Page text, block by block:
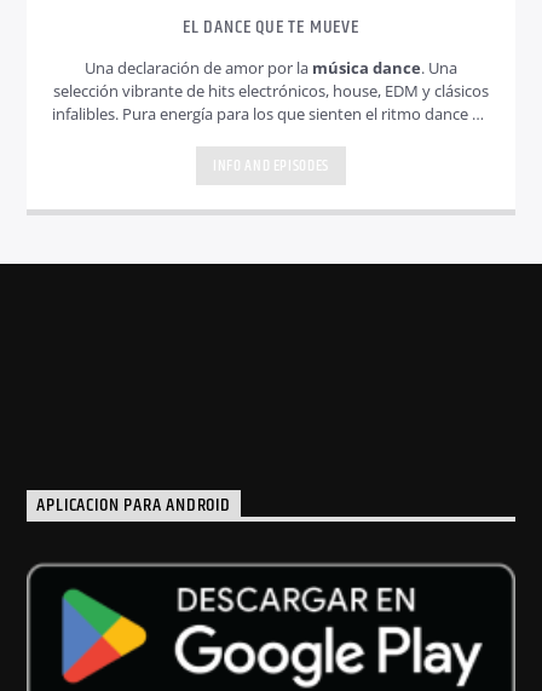
EL DANCE QUE TE MUEVE
Una declaración de amor por la música dance. Una
selección vibrante de hits electrónicos, house, EDM y clásicos
infalibles. Pura energía para los que sienten el ritmo dance en
INFO AND EPISODES
APLICACION PARA ANDROID